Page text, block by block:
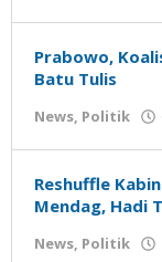
Prabowo,
Batu Tulis
News, Politik
Reshuffle
Mendag, Hadi
News, Politik